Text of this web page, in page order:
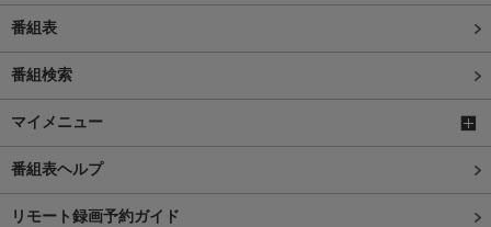
番組表
番組検索
マイメニュー
番組表ヘルプ
リモート録画予約ガイド